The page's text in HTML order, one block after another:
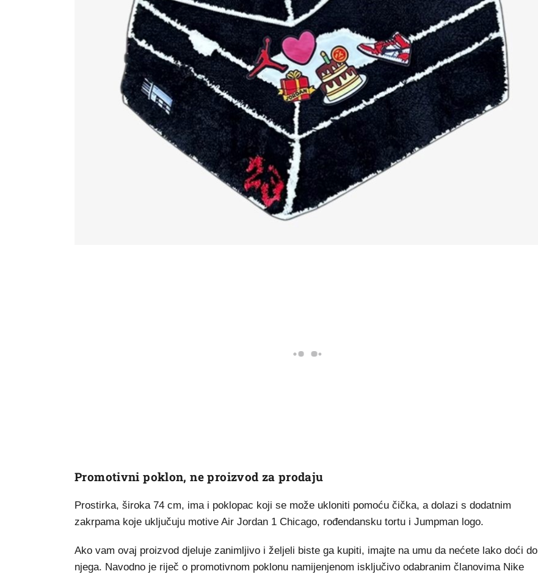
Promotivni poklon, ne proizvod za prodaju
Prostirka, široka 74 cm, ima i poklopac koji se može ukloniti pomoću čička, a dolazi s dodatnim
zakrpama koje uključuju motive Air Jordan 1 Chicago, rođendansku tortu i Jumpman logo.
Ako vam ovaj proizvod djeluje zanimljivo i željeli biste ga kupiti, imajte na umu da nećete lako doći do
njega. Navodno je riječ o promotivnom poklonu namijenjenom isključivo odabranim članovima Nike